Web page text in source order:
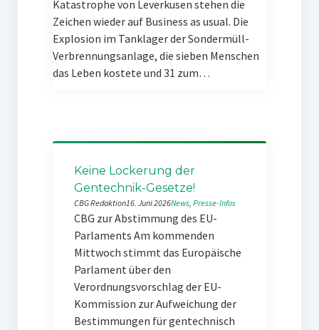
Katastrophe von Leverkusen stehen die
Zeichen wieder auf Business as usual. Die
Explosion im Tanklager der Sondermüll-
Verbrennungsanlage, die sieben Menschen
das Leben kostete und 31 zum…
Keine Lockerung der
Gentechnik-Gesetze!
CBG Redaktion16. Juni 2026News, Presse-Infos
CBG zur Abstimmung des EU-
Parlaments Am kommenden
Mittwoch stimmt das Europäische
Parlament über den
Verordnungsvorschlag der EU-
Kommission zur Aufweichung der
Bestimmungen für gentechnisch